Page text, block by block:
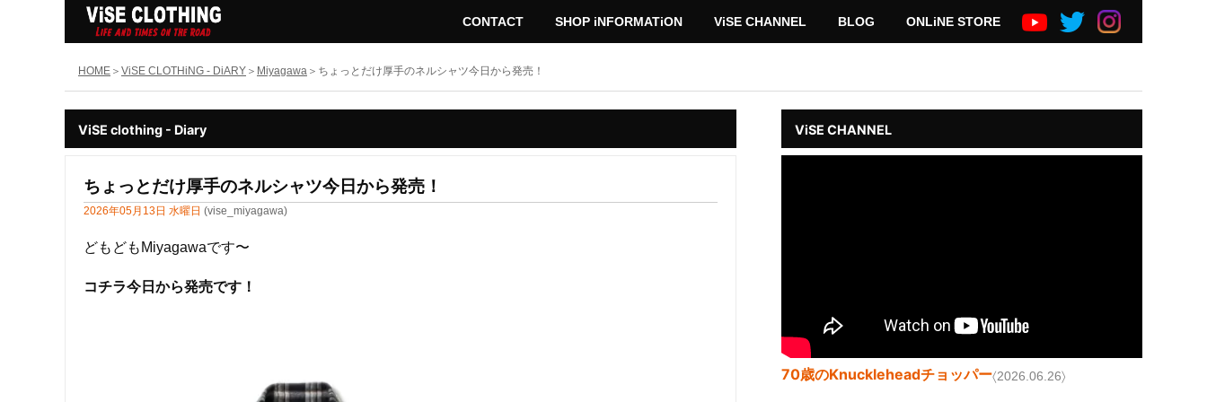
CONTACT SHOP iNFORMATiON ViSE CHANNEL BLOG ONLiNE STORE
HOME ViSE CLOTHiNG - DiARY Miyagawa ちょっとだけ厚手のネルシャツ今日から発売！
ViSE clothing - Diary
ちょっとだけ厚手のネルシャツ今日から発売！
2026年05月13日 水曜日 (vise_miyagawa)
どもどもMiyagawaです〜
コチラ今日から発売です！
ViSE CHANNEL
70歳のKnuckleheadチョッパー〈2026.06.26〉